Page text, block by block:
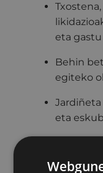
eta
Behin
egiteko
eta
edo